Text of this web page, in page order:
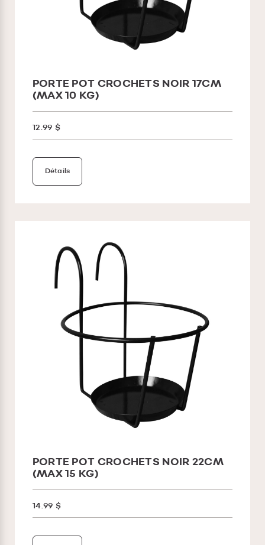
PORTE POT CROCHETS NOIR 17CM
(MAX 10 KG)
12.99 $
Détails
PORTE POT CROCHETS NOIR 22CM
(MAX 15 KG)
14.99 $